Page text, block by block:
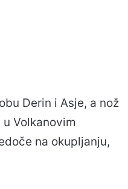
Derin i Asje, a nož
Volkanovim
na okupljanju,